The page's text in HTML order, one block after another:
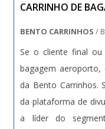
CARRINHO DE
BENTO CARRINHOS /
Se o cliente final ou
bagagem
da Bento Carrinhos.
da plataforma de
a líder do